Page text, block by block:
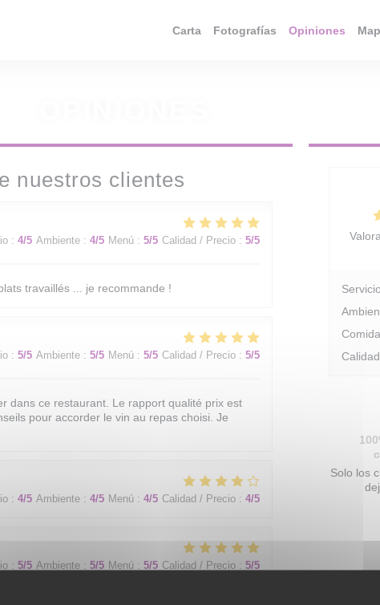
Carta Fotografías Opiniones
nuestros clientes
: 4/5 Ambiente : 4/5 Menú : 5/5 Calidad / Precio : 5/5
travaillés ... je recommande !
: 5/5 Ambiente : 5/5 Menú : 5/5 Calidad / Precio : 5/5
dans ce restaurant. Le rapport qualité prix est
pour accorder le vin au repas choisi. Je
: 4/5 Ambiente : 4/5 Menú : 4/5 Calidad / Precio : 4/5
: 5/5 Ambiente : 5/5 Menú : 5/5 Calidad / Precio : 5/5
Servicio
Comida
Solo los